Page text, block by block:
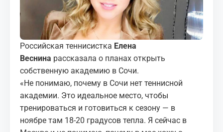
Российская теннисистка Елена
Веснина рассказала о планах открыть
собственную академию в Сочи.
«Не понимаю, почему в Сочи нет теннисной
академии. Это идеальное место, чтобы
тренироваться и готовиться к сезону — в
ноябре там 18-20 градусов тепла. Я сейчас в